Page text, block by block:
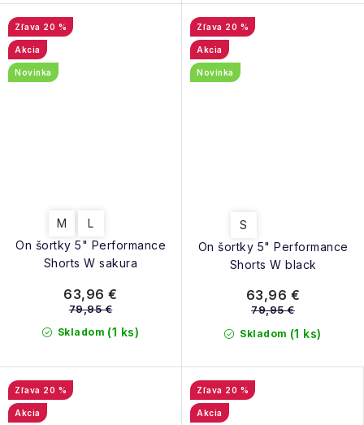
On šortky 5" Performance
Shorts W sakura
20 %
Akcia
Novinka
M L
Skladom (1 ks)
63,96 €
79,95 €
On šortky 5" Performance
Shorts W black
20 %
Akcia
Novinka
S
Skladom (1 ks)
63,96 €
79,95 €
20 %
Akcia
20 %
Akcia